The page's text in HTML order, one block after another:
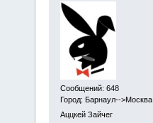
Сообщений: 648
Город: Барнаул-->Москва
Аццкей Зайчег